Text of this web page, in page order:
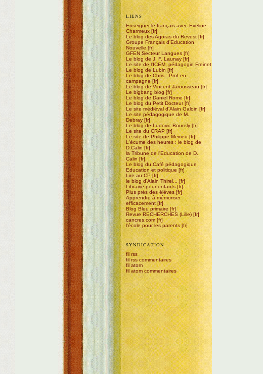
LIENS
Enseigner le français avec Eveline
Charmeux
Le blog des Agoras du Revest
Groupe Français d'Education
Nouvelle
GFEN Secteur Langues
Le blog de J. F. Launay
Le site de l'ICEM, pédagogie Freinet
Le blog de Lubin
Le blog de Chris : Prof en
campagne
Le blog de Vincent Jarousseau
Le bigbang blog
Le blog de Daniel Rome
Le blog du Petit Docteur
Le site médiéval d'Alain Galoin
Le site pédagogique de M.
Debray
Le blog de Ludovic Bourely
Le site du CRAP
Le site de Philippe Meirieu
L'écume des heures : le blog de
D.Calin
la Tribune de l'Education de D.
Calin
Le blog du Café pédagogique
Education et politique
Lire au CP
le blog d'Alain Thirel...
Librairie pour enfants
Plus près des élèves
Apprendre à mémoriser
efficacement
Blog Bleu primaire
Revue RECHERCHES (Lille)
cancres.com
l'école pour les parents
SYNDICATION
fil rss
fil rss commentaires
fil atom
fil atom commentaires